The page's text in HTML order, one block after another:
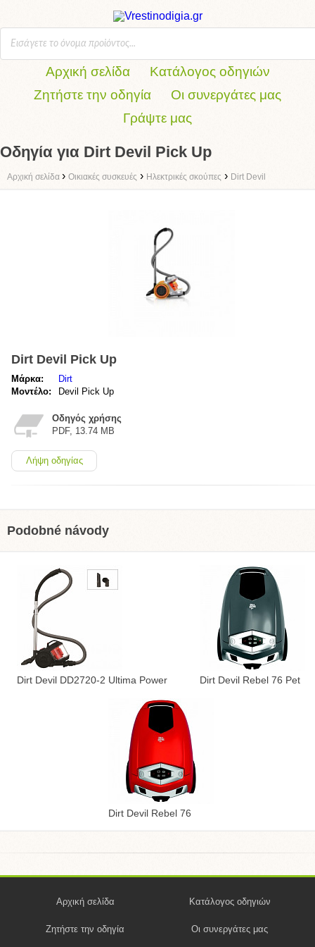
Αρχική σελίδα
Κατάλογος οδηγιών
Ζητήστε την οδηγία
Οι συνεργάτες μας
Γράψτε μας
Οδηγία για Dirt Devil Pick Up
Αρχική σελίδα › Οικιακές συσκευές › Ηλεκτρικές σκούπες › Dirt Devil
Dirt Devil Pick Up
Μάρκα:
Dirt
Μοντέλο:
Devil Pick Up
Οδηγός χρήσης
PDF, 13.74 MB
Λήψη οδηγίας
Podobné návody
Dirt Devil DD2720-2 Ultima Power Dirt Devil Rebel 76 Pet
Dirt Devil Rebel 76
Αρχική σελίδα Κατάλογος οδηγιών
Ζητήστε την οδηγία Οι συνεργάτες μας